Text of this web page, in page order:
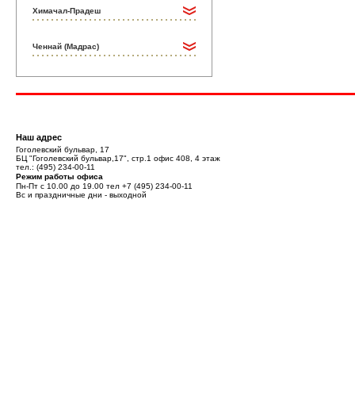
Химачал-Прадеш
Ченнай (Мадрас)
Наш адрес
Гоголевский бульвар, 17
БЦ "Гоголевский бульвар,17", стр.1 офис 408, 4 этаж
тел.: (495) 234-00-11
Режим работы офиса
Пн-Пт с 10.00 до 19.00 тел +7 (495) 234-00-11
Вс и праздничные дни - выходной